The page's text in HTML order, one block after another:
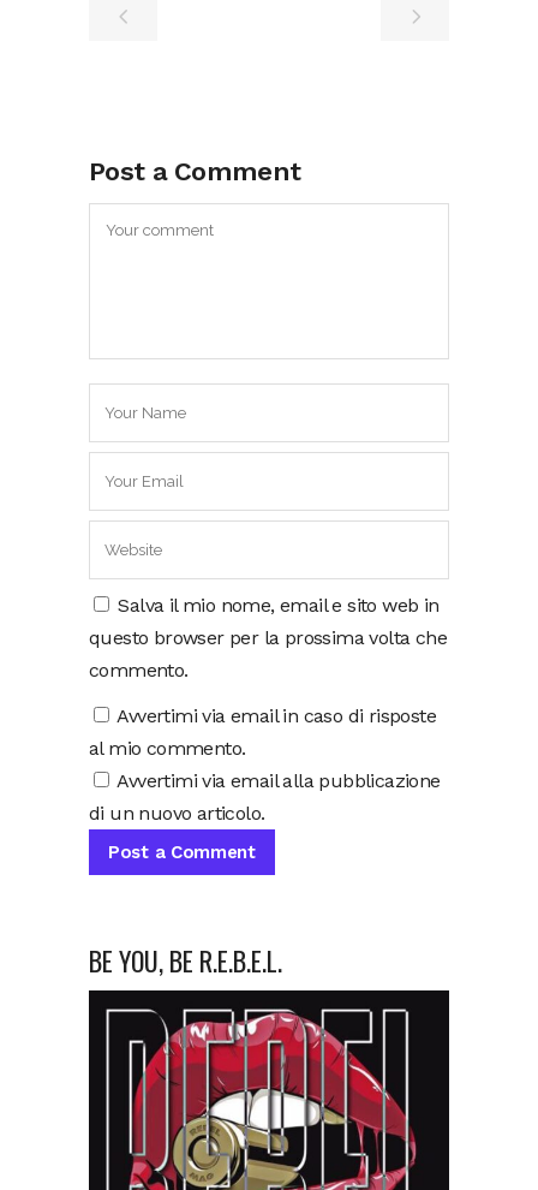
Post a Comment
Salva il mio nome, email e sito web in
questo browser per la prossima volta che
commento.
Avvertimi via email in caso di risposte
al mio commento.
Avvertimi via email alla pubblicazione
di un nuovo articolo.
BE YOU, BE R.E.B.E.L.